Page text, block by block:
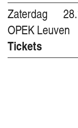
Zaterdag
OPEK Leuven
Tickets